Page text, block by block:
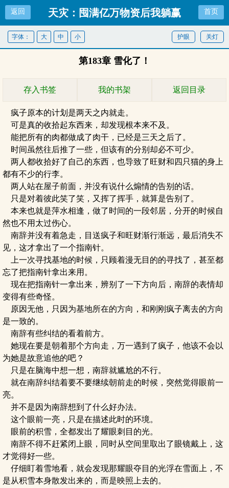
返回 天灾：囤满亿万物资后我躺赢 首页
关灯
护眼
字体： 大 中 小
第183章 雪化了！
存入书签 我的书架 返回目录
疯子原本的计划是两天之内就走。
可是真的收拾起东西来，却发现根本来不及。
能把所有的肉都做成了肉干，已经是三天之后了。
时间虽然往后推了一些，但该有的分别却必不可少。
两人都收拾好了自己的东西，也导致了旺财和四只猫的身上
都有不少的行李。
两人站在屋子前面，并没有说什么煽情的告别的话。
只是对着彼此笑了笑，又挥了挥手，就算是告别了。
本来也就是萍水相逢，做了时间的一段邻居，分开的时候自
然也不用太过伤心。
南辞并没有着急走，目送疯子和旺财渐行渐远，最后消失不
见，这才拿出了一个指南针。
上一次寻找基地的时候，只顾着漫无目的的寻找了，甚至都
忘了把指南针拿出来用。
现在把指南针一拿出来，辨别了一下方向后，南辞的表情却
变得有些奇怪。
原因无他，只因为基地所在的方向，和刚刚疯子离去的方向
是一致的。
南辞有些纠结的看着前方。
她现在要是朝着那个方向走，万一遇到了疯子，他该不会以
为她是故意追他的吧？
只是在脑海中想一想，南辞就尴尬的不行。
就在南辞纠结着要不要继续朝前走的时候，突然觉得眼前一
亮。
并不是因为南辞想到了什么好办法。
这个眼前一亮，只是在描述此时的环境。
眼前的积雪，全都发出了耀眼刺目的光。
南辞不得不赶紧闭上眼，同时从空间里取出了眼镜戴上，这
才觉得好一些。
仔细盯着雪地看，就会发现那耀眼夺目的光浮在雪面上，不
是从积雪本身散发出来的，而是映照上去的。